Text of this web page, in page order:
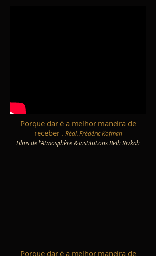
Porque dar é a melhor maneira de
receber . Réal. Frédéric Kofman
Films de l'Atmosphère & Institutions Beth Rivkah
Porque dar é a melhor maneira de